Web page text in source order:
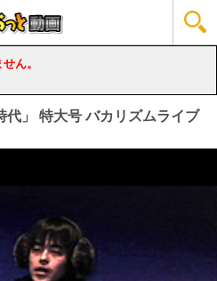
ん。
代」 特大号 バカリズムライブ